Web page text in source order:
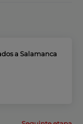
a Salamanca